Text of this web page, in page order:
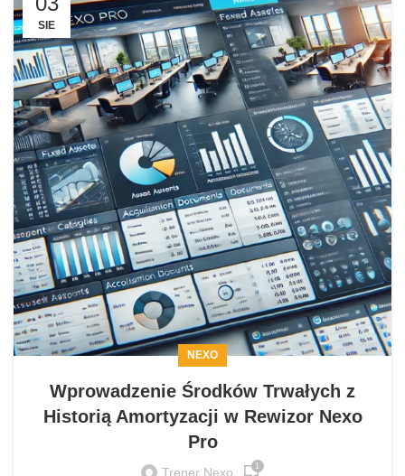
SIE
NEXO
Wprowadzenie Środków Trwałych z
Historią Amortyzacji w Rewizor Nexo
Pro
Trener Nexo 1